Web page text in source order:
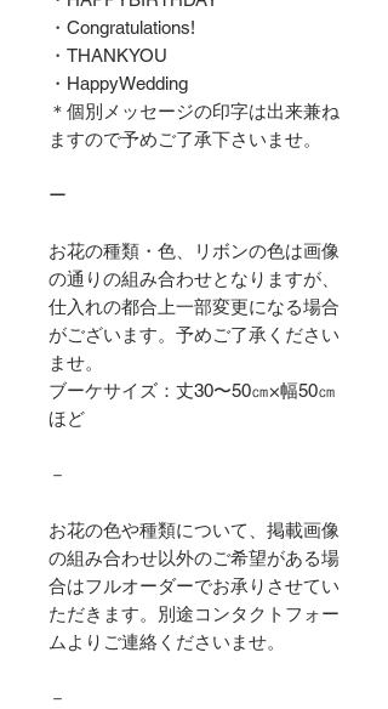
・Congratulations!
・THANKYOU
・HappyWedding
＊個別メッセージの印字は出来兼ね
ますので予めご了承下さいませ。
ー
お花の種類・色、リボンの色は画像
の通りの組み合わせとなりますが、
仕入れの都合上一部変更になる場合
がございます。予めご了承ください
ませ。
ブーケサイズ：丈30〜50㎝×幅50㎝
ほど
－
お花の色や種類について、掲載画像
の組み合わせ以外のご希望がある場
合はフルオーダーでお承りさせてい
ただきます。別途コンタクトフォー
ムよりご連絡くださいませ。
－